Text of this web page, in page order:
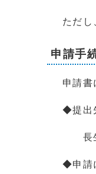
ただし
申請手
申請書
◆提
長生村
◆申請